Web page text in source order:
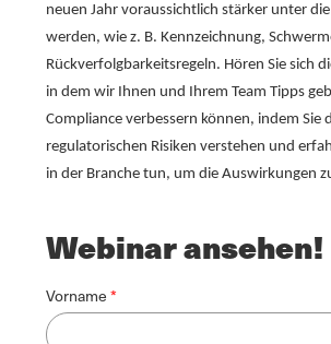
neuen Jahr voraussichtlich stärker unter
werden, wie z. B. Kennzeichnung,
Rückverfolgbarkeitsregeln. Hören Sie sich
in dem wir Ihnen und Ihrem Team Tipps
Compliance verbessern können, indem Sie
regulatorischen Risiken verstehen und
in der Branche tun, um die Auswirkungen
Webinar ansehen!
Vorname